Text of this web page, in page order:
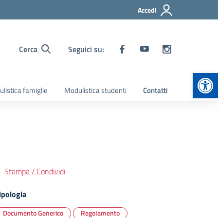
Accedi
Cerca Seguici su:
famiglie Modulistica studenti Contatti
Stampa / Condividi
Documento Generico Regolamento